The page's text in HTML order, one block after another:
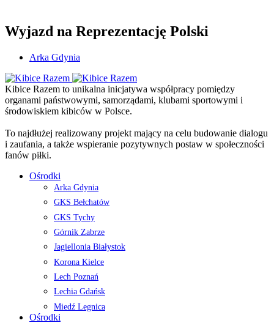
Wyjazd na Reprezentację Polski
Arka Gdynia
Kibice Razem to unikalna inicjatywa współpracy pomiędzy
organami państwowymi, samorządami, klubami sportowymi i
środowiskiem kibiców w Polsce.
To najdłużej realizowany projekt mający na celu budowanie dialogu
i zaufania, a także wspieranie pozytywnych postaw w społeczności
fanów piłki.
Ośrodki
Arka Gdynia
GKS Bełchatów
GKS Tychy
Górnik Zabrze
Jagiellonia Białystok
Korona Kielce
Lech Poznań
Lechia Gdańsk
Miedź Legnica
Ośrodki